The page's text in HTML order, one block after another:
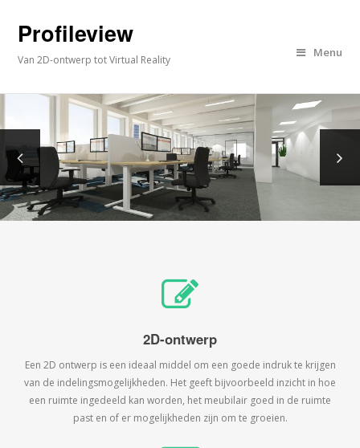
Profileview
Van 2D-ontwerp tot Virtual Reality
Menu
2D-ontwerp
Een 2D ontwerp is een ideaal middel om een goede indruk te krijgen
van de indelingsmogelijkheden. Het geeft bijvoorbeeld inzicht in hoe
een ruimte ingedeeld kan worden, het meubilair goed in de ruimte
past en of er mogelijkheden zijn om te groeien.